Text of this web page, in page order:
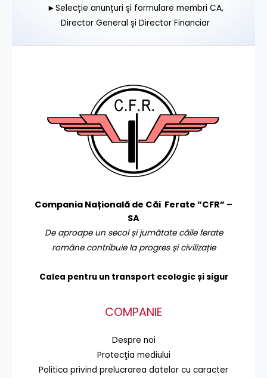
►Selecție anunțuri și formulare membri CA,
Director General și Director Financiar
Compania Națională de Căi Ferate ”CFR” –
SA
De aproape un secol și jumătate căile ferate
române contribuie la progres și civilizație
Calea pentru un transport ecologic și sigur
COMPANIE
Despre noi
Protecţia mediului
Politica privind prelucrarea datelor cu caracter